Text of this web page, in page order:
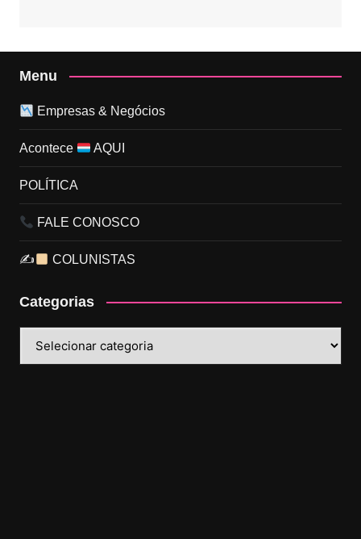
Menu
Empresas & Negócios
Acontece AQUI
POLÍTICA
FALE CONOSCO
✍ COLUNISTAS
Categorias